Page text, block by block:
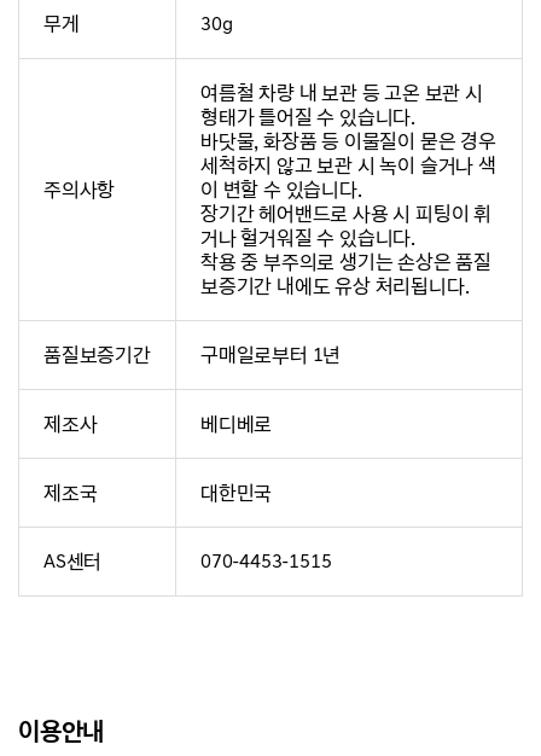
무게 30g
주의사항
여름철 차량 내 보관 등 고온 보관 시
형태가 틀어질 수 있습니다.
바닷물, 화장품 등 이물질이 묻은 경우
세척하지 않고 보관 시 녹이 슬거나 색
이 변할 수 있습니다.
장기간 헤어밴드로 사용 시 피팅이 휘
거나 헐거워질 수 있습니다.
착용 중 부주의로 생기는 손상은 품질
보증기간 내에도 유상 처리됩니다.
품질보증기간 구매일로부터 1년
제조사 베디베로
제조국 대한민국
AS센터 070-4453-1515
이용안내